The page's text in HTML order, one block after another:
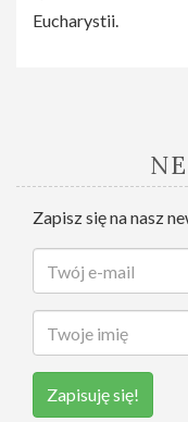
Eucharystii.
Zapisz się na nasz
Zapisuję się!